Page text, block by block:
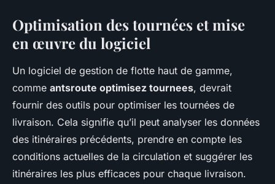
Optimisation des tournées et mise
en œuvre du logiciel
Un logiciel de gestion de flotte haut de gamme,
comme antsroute optimisez tournees, devrait
fournir des outils pour optimiser les tournées de
livraison. Cela signifie qu’il peut analyser les données
des itinéraires précédents, prendre en compte les
conditions actuelles de la circulation et suggérer les
itinéraires les plus efficaces pour chaque livraison.